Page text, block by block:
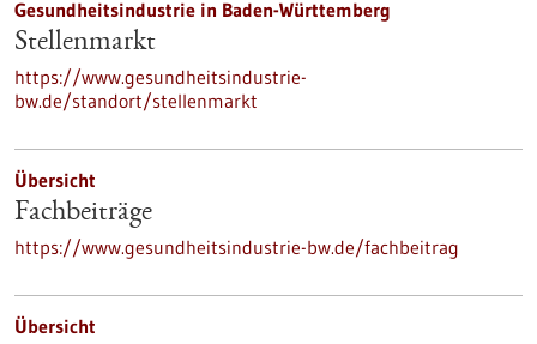
Gesundheitsindustrie in Baden-Württemberg
Stellenmarkt
https://www.gesundheitsindustrie-
bw.de/standort/stellenmarkt
Übersicht
Fachbeiträge
https://www.gesundheitsindustrie-bw.de/fachbeitrag
Übersicht